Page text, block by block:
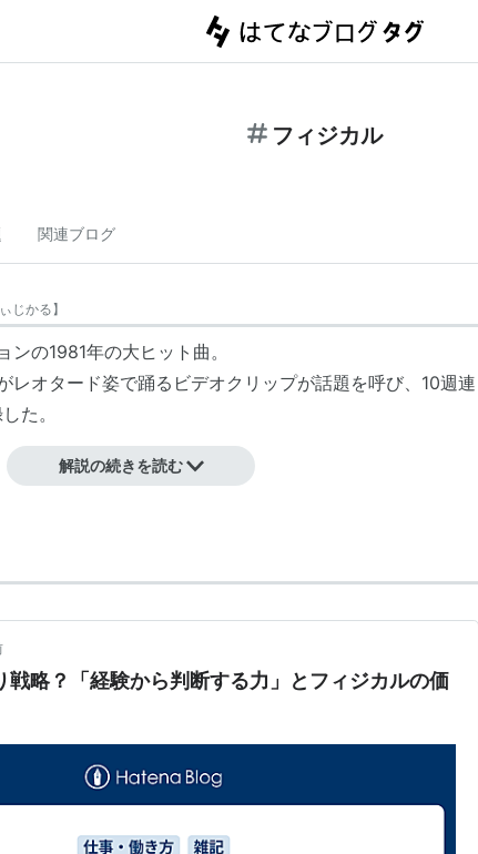
フィジカル
関連ブログ
じかる】
の1981年の大ヒット曲。
レオタード姿で踊るビデオクリップが話題を呼び、10週連
た。
解説の続きを読む
戦略？「経験から判断する力」とフィジカルの価